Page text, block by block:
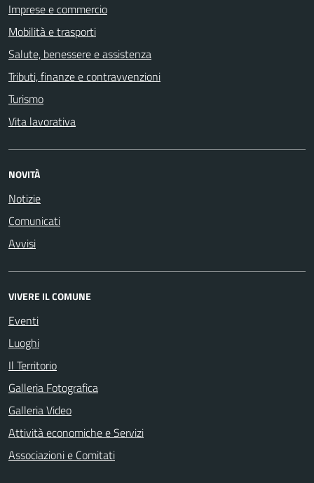
Imprese e commercio
Mobilità e trasporti
Salute, benessere e assistenza
Tributi, finanze e contravvenzioni
Turismo
Vita lavorativa
NOVITÀ
Notizie
Comunicati
Avvisi
VIVERE IL COMUNE
Eventi
Luoghi
Il Territorio
Galleria Fotografica
Galleria Video
Attività economiche e Servizi
Associazioni e Comitati